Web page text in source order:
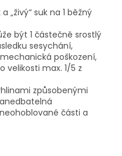
„živý“ suk na 1 běžný
být 1 částečně srostlý
sesychání,
poškození,
velikosti max. 1/5 z
způsobenými
části a